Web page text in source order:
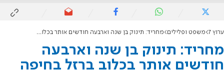
ערוץ 7 משפט ופלילים מחריד: תינוק בן שנה וארבעה חודשים אותר בכלוב ברזל בחיפה
מחריד: תינוק בן שנה וארבעה
חודשים אותר בכלוב ברזל בחיפה